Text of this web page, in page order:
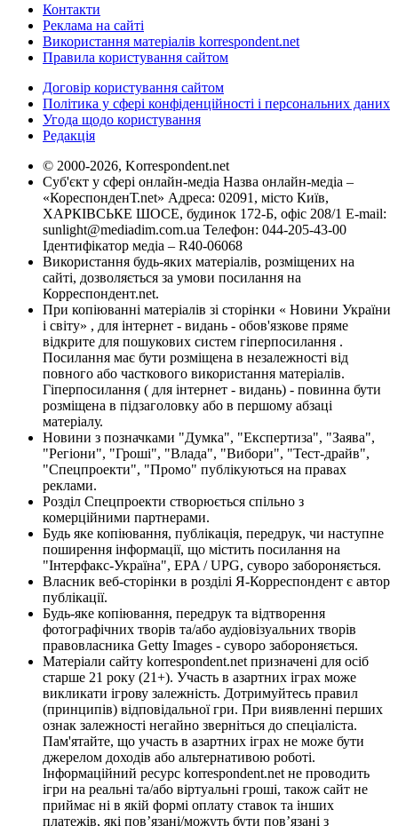
Контакти
Реклама на сайті
Використання матеріалів korrespondent.net
Правила користування сайтом
Договір користування сайтом
Політика у сфері конфіденційності і персональних даних
Угода щодо користування
Редакція
© 2000-2026, Korrespondent.net
Суб'єкт у сфері онлайн-медіа Назва онлайн-медіа –
«КореспонденТ.net» Адреса: 02091, місто Київ,
ХАРКІВСЬКЕ ШОСЕ, будинок 172-Б, офіс 208/1 E-mail:
sunlight@mediadim.com.ua Телефон: 044-205-43-00
Ідентифікатор медіа – R40-06068
Використання будь-яких матеріалів, розміщених на
сайті, дозволяється за умови посилання на
Корреспондент.net.
При копіюванні матеріалів зі сторінки « Новини України
і світу» , для інтернет - видань - обов'язкове пряме
відкрите для пошукових систем гіперпосилання .
Посилання має бути розміщена в незалежності від
повного або часткового використання матеріалів.
Гіперпосилання ( для інтернет - видань) - повинна бути
розміщена в підзаголовку або в першому абзаці
матеріалу.
Новини з позначками "Думка", "Експертиза", "Заява",
"Регіони", "Гроші", "Влада", "Вибори", "Тест-драйв",
"Спецпроекти", "Промо" публікуються на правах
реклами.
Розділ Спецпроекти створюється спільно з
комерційними партнерами.
Будь яке копіювання, публікація, передрук, чи наступне
поширення інформації, що містить посилання на
"Інтерфакс-Україна", EPA / UPG, суворо забороняється.
Власник веб-сторінки в розділі Я-Корреспондент є автор
публікації.
Будь-яке копіювання, передрук та відтворення
фотографічних творів та/або аудіовізуальних творів
правовласника Getty Images - суворо забороняється.
Матеріали сайту korrespondent.net призначені для осіб
старше 21 року (21+). Участь в азартних іграх може
викликати ігрову залежність. Дотримуйтесь правил
(принципів) відповідальної гри. При виявленні перших
ознак залежності негайно зверніться до спеціаліста.
Пам'ятайте, що участь в азартних іграх не може бути
джерелом доходів або альтернативою роботі.
Інформаційний ресурс korrespondent.net не проводить
ігри на реальні та/або віртуальні гроші, також сайт не
приймає ні в якій формі оплату ставок та інших
платежів, які пов’язані/можуть бути пов’язані з